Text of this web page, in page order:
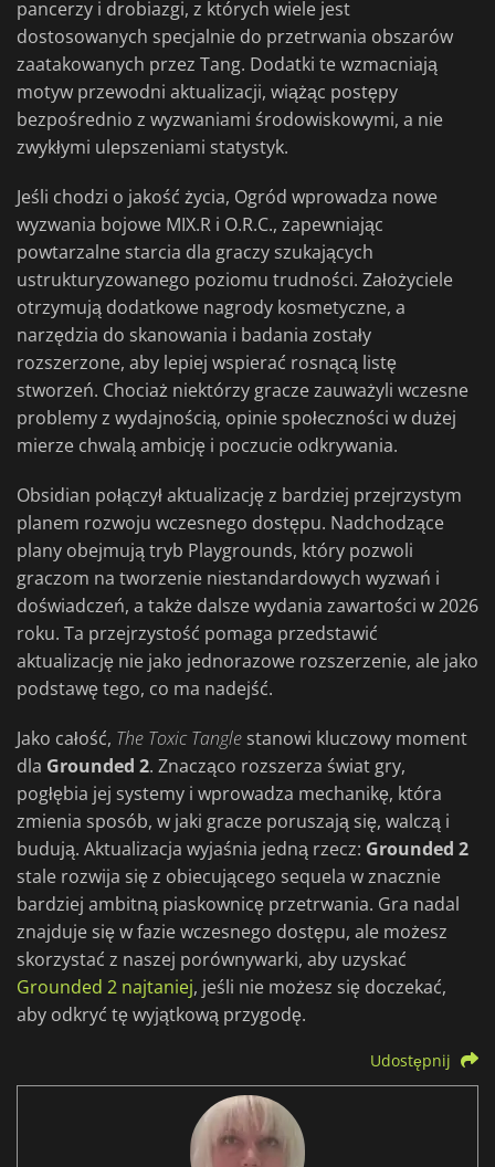
pancerzy i drobiazgi, z których wiele jest
dostosowanych specjalnie do przetrwania obszarów
zaatakowanych przez Tang. Dodatki te wzmacniają
motyw przewodni aktualizacji, wiążąc postępy
bezpośrednio z wyzwaniami środowiskowymi, a nie
zwykłymi ulepszeniami statystyk.
Jeśli chodzi o jakość życia, Ogród wprowadza nowe
wyzwania bojowe MIX.R i O.R.C., zapewniając
powtarzalne starcia dla graczy szukających
ustrukturyzowanego poziomu trudności. Założyciele
otrzymują dodatkowe nagrody kosmetyczne, a
narzędzia do skanowania i badania zostały
rozszerzone, aby lepiej wspierać rosnącą listę
stworzeń. Chociaż niektórzy gracze zauważyli wczesne
problemy z wydajnością, opinie społeczności w dużej
mierze chwalą ambicję i poczucie odkrywania.
Obsidian połączył aktualizację z bardziej przejrzystym
planem rozwoju wczesnego dostępu. Nadchodzące
plany obejmują tryb Playgrounds, który pozwoli
graczom na tworzenie niestandardowych wyzwań i
doświadczeń, a także dalsze wydania zawartości w 2026
roku. Ta przejrzystość pomaga przedstawić
aktualizację nie jako jednorazowe rozszerzenie, ale jako
podstawę tego, co ma nadejść.
Jako całość, The Toxic Tangle stanowi kluczowy moment
dla Grounded 2. Znacząco rozszerza świat gry,
pogłębia jej systemy i wprowadza mechanikę, która
zmienia sposób, w jaki gracze poruszają się, walczą i
budują. Aktualizacja wyjaśnia jedną rzecz: Grounded 2
stale rozwija się z obiecującego sequela w znacznie
bardziej ambitną piaskownicę przetrwania. Gra nadal
znajduje się w fazie wczesnego dostępu, ale możesz
skorzystać z naszej porównywarki, aby uzyskać
Grounded 2 najtaniej, jeśli nie możesz się doczekać,
aby odkryć tę wyjątkową przygodę.
Udostępnij